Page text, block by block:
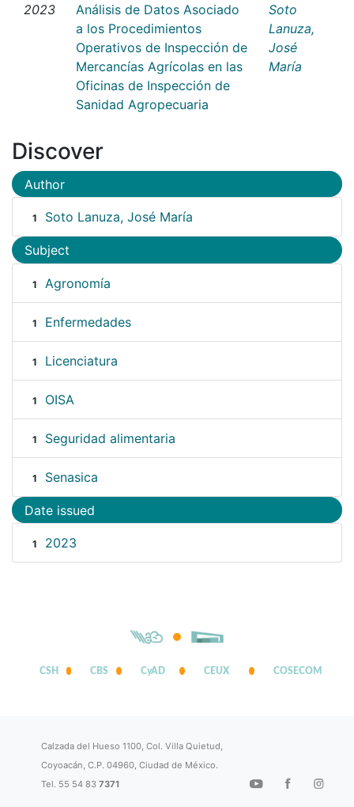
2023
Análisis de Datos Asociado
a los Procedimientos
Operativos de Inspección de
Mercancías Agrícolas en las
Oficinas de Inspección de
Sanidad Agropecuaria
Soto
Lanuza,
José
María
Discover
Author
1 Soto Lanuza, José María
Subject
1 Agronomía
1 Enfermedades
1 Licenciatura
1 OISA
1 Seguridad alimentaria
1 Senasica
Date issued
1 2023
CSH CBS CyAD CEUX COSECOM
Calzada del Hueso 1100, Col. Villa Quietud,
Coyoacán, C.P. 04960, Ciudad de México.
Tel. 55 54 837371